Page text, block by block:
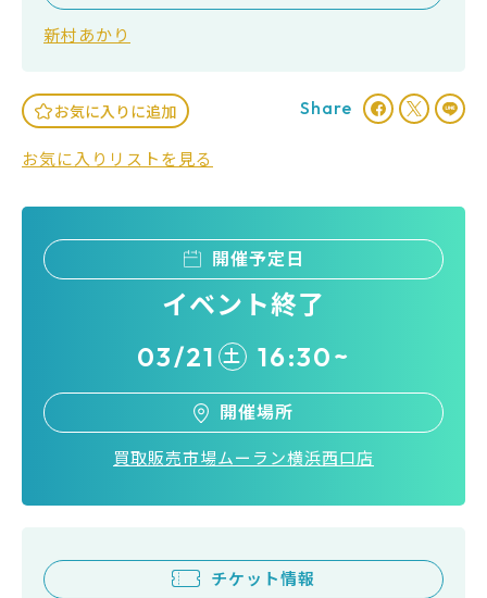
新村あかり
お気に入りに追加
お気に入りリストを見る
Share
開催予定日
イベント終了
03/21 土 16:30~
開催場所
買取販売市場ムーラン横浜西口店
チケット情報